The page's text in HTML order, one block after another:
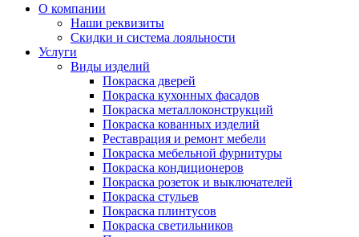
О компании
Наши реквизиты
Скидки и система лояльности
Услуги
Виды изделий
Покраска дверей
Покраска кухонных фасадов
Покраска металлоконструкций
Покраска кованных изделий
Реставрация и ремонт мебели
Покраска мебельной фурнитуры
Покраска кондиционеров
Покраска розеток и выключателей
Покраска стульев
Покраска плинтусов
Покраска светильников